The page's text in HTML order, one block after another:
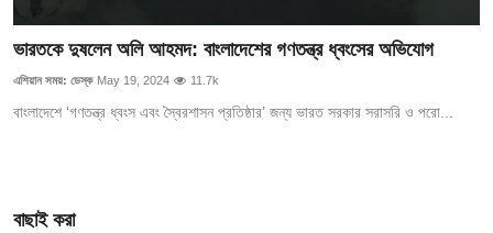
ভারতকে দুষলেন অলি আহমদ: বাংলাদেশের গণতন্ত্র ধ্বংসের অভিযোগ
এশিয়ান সময়: ডেস্ক May 19, 2024 11.7k
বাংলাদেশে ‘গণতন্ত্র ধ্বংস এবং স্বৈরশাসন প্রতিষ্ঠার’ জন্য ভারত সরকার সরাসরি ও পরো...
বাছাই করা